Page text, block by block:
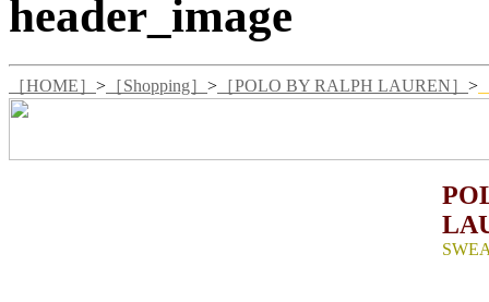
［HOME］ > ［Shopping］ > ［POLO BY RALPH LAUREN］ >